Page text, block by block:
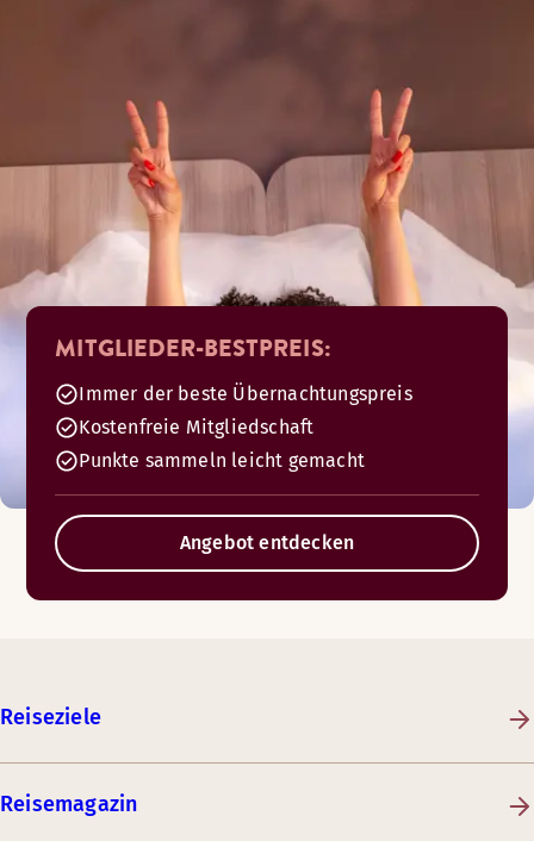
MITGLIEDER-BESTPREIS:
Immer der beste Übernachtungspreis
Kostenfreie Mitgliedschaft
Punkte sammeln leicht gemacht
Angebot entdecken
Reiseziele
Reisemagazin